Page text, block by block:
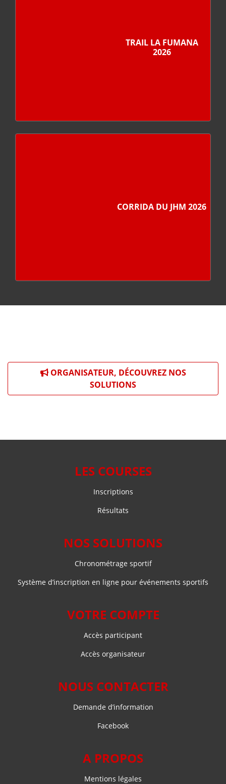
TRAIL LA FUMANA
2026
CORRIDA DU JHM 2026
ORGANISATEUR, DÉCOUVREZ NOS
SOLUTIONS
LES COURSES
Inscriptions
Résultats
NOS SOLUTIONS
Chronométrage sportif
Système d’inscription en ligne pour événements sportifs
VOTRE COMPTE
Accès participant
Accès organisateur
NOUS CONTACTER
Demande d’information
Facebook
A PROPOS
Mentions légales